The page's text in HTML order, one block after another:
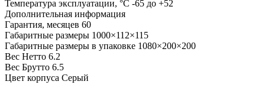
Температура эксплуатации, °С -65 до +52
Дополнительная информация
Гарантия, месяцев 60
Габаритные размеры 1000×112×115
Габаритные размеры в упаковке 1080×200×200
Вес Нетто 6.2
Вес Брутто 6.5
Цвет корпуса Серый